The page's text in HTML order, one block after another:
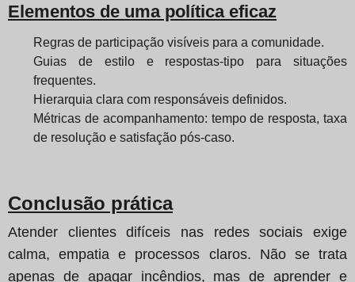
Elementos de uma política eficaz
Regras de participação visíveis para a comunidade.
Guias de estilo e respostas-tipo para situações
frequentes.
Hierarquia clara com responsáveis definidos.
Métricas de acompanhamento: tempo de resposta, taxa
de resolução e satisfação pós-caso.
Conclusão prática
Atender clientes difíceis nas redes sociais exige
calma, empatia e processos claros. Não se trata
apenas de apagar incêndios, mas de aprender e